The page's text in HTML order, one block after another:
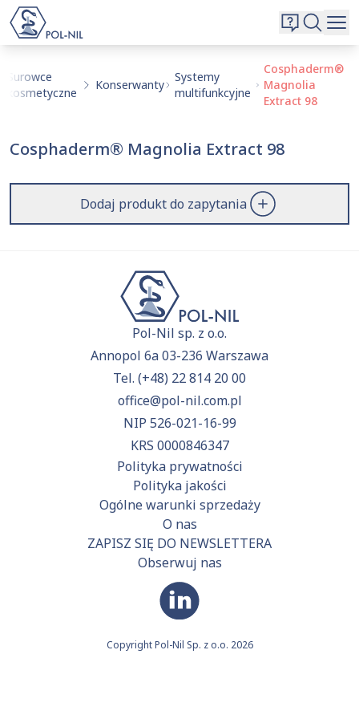
O nas
EN
Surowce
kosmetyczne
Konserwanty
Systemy
multifunkcyjne
Cosphaderm®
Magnolia
Extract 98
Cosphaderm® Magnolia Extract 98
Dodaj produkt do zapytania
Pol-Nil sp. z o.o.
Annopol 6a 03-236 Warszawa
Tel. (+48) 22 814 20 00
office@pol-nil.com.pl
NIP 526-021-16-99
KRS 0000846347
Polityka prywatności
Polityka jakości
Ogólne warunki sprzedaży
O nas
ZAPISZ SIĘ DO NEWSLETTERA
Obserwuj nas
Copyright Pol-Nil Sp. z o.o. 2026
Wybrane surowce i substancje
Przejdź do ofertyi dodaj surowce, o których chcesz
Wyszukiwarka